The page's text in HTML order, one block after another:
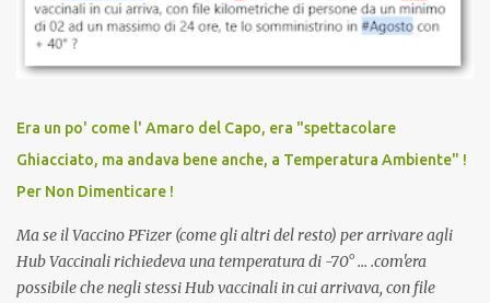
discriminazioni per coloro che non l’hanno fatto. Se non sei stato
vaccinato, nessuno aveva prima cercato di farti sentire una
persona cattiva. Non avevamo mai visto un vaccino che minacci le
vaccino usato per minacciare i mezzi di sussistenza, il lavoro o la
scuola. Non avevamo mai visto un vaccino che permettesse a un
dodicenne di ignorare il consenso dei genitori. Dopo tutti i vaccini
che abbiamo elencato sopra...
Era un po' come l' Amaro del Capo, era "spettacolare
Ghiacciato, ma andava bene anche, a Temperatura Ambiente" !
Per Non Dimenticare !
Ma se il Vaccino PFizer (come gli altri del resto) per arrivare agli
Hub Vaccinali richiedeva una temperatura di -70° ... .com'era
possibile che negli stessi Hub vaccinali in cui arrivava, con file